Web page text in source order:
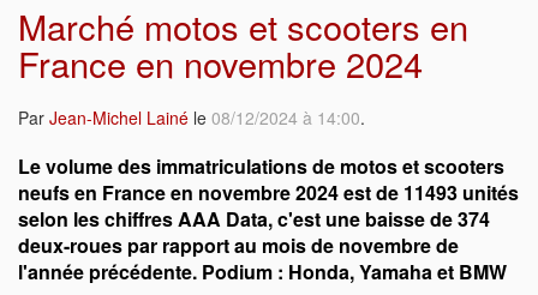
Marché motos et scooters en
France en novembre 2024
Par Jean-Michel Lainé le 08/12/2024 à 14:00.
Le volume des immatriculations de motos et scooters
neufs en France en novembre 2024 est de 11493 unités
selon les chiffres AAA Data, c'est une baisse de 374
deux-roues par rapport au mois de novembre de
l'année précédente. Podium : Honda, Yamaha et BMW